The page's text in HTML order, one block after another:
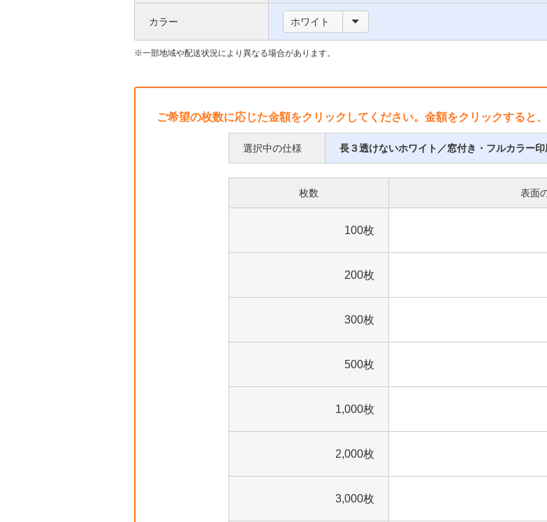
い
枠
つ
カラー ホワイト
一部地域や配送状況により異なる場合があります。
ご希望の枚数に応じた金額をクリックしてください。金額をクリックすると
選択中の仕様 長３透けないホワイト／窓付き・フルカラー印
枚数 表面
100枚
200枚
300枚
500枚
1,000枚
2,000枚
3,000枚